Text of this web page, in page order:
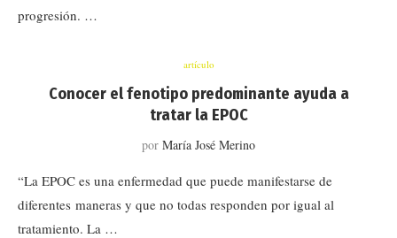
progresión. …
artículo
Conocer el fenotipo predominante ayuda a
tratar la EPOC
por María José Merino
“La EPOC es una enfermedad que puede manifestarse de
diferentes maneras y que no todas responden por igual al
tratamiento. La …